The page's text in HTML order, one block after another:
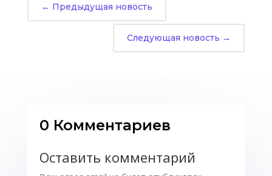
← Предыдущая новость
Следующая новость →
0 Комментариев
Оставить комментарий